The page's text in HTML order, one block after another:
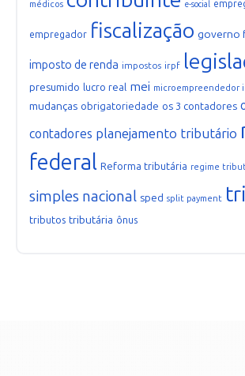
médicos e-social
empregador fiscalização governo
imposto de renda impostos irpf
presumido lucro real mei microempreendedor
mudanças obrigatoriedade os 3 contadores
contadores planejamento tributário
federal Reforma tributária regime
simples nacional sped split payment
tributos tributária ônus